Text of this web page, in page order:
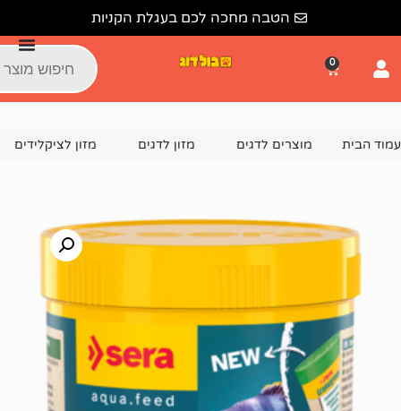
הטבה מחכה לכם בעגלת הקניות
לדגים מזון לדגים מזון לציקלידים סרה מזון לדגים